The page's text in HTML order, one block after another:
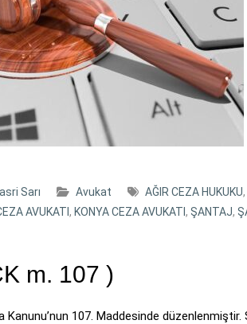
Sarı Avukat AĞIR CEZA HUKUKU,
AVUKATI , KONYA CEZA AVUKATI , ŞANTAJ,
m. 107 )
Kanunu’nun 107. Maddesinde